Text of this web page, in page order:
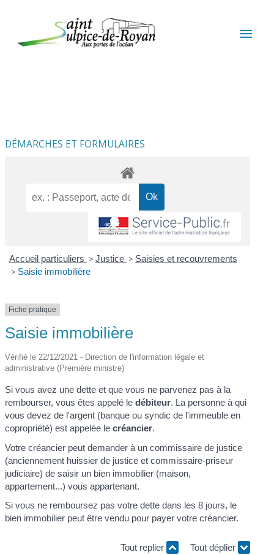
DÉMARCHES ET FORMULAIRES
Accueil particuliers > Justice > Saisies et recouvrements
> Saisie immobilière
Fiche pratique
Saisie immobilière
Vérifié le 22/12/2021 - Direction de l'information légale et
administrative (Première ministre)
Si vous avez une dette et que vous ne parvenez pas à la
rembourser, vous êtes appelé ledébiteur. La personne à qui
vous devez de l'argent (banque ou syndic de l'immeuble en
copropriété) est appelée lecréancier.
Votre créancier peut demander à un commissaire de justice
(anciennement huissier de justice et commissaire-priseur
judiciaire) de saisir un bien immobilier (maison,
appartement...) vous appartenant.
Si vous ne remboursez pas votre dette dans les 8 jours, le
bien immobilier peut être vendu pour payer votre créancier.
Tout replier Tout déplier